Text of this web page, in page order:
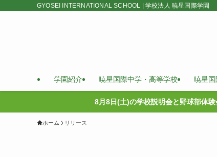
GYOSEI INTERNATIONAL SCHOOL | 学校法人 暁星国際学園
学園紹介 暁星国際中学・高等学校 暁星国
8月8日(土)の学校説明会と野球部体
ホーム リリース